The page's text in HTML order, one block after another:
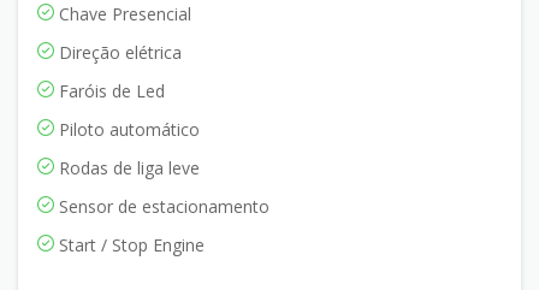
Chave Presencial
Direção elétrica
Faróis de Led
Piloto automático
Rodas de liga leve
Sensor de estacionamento
Start / Stop Engine